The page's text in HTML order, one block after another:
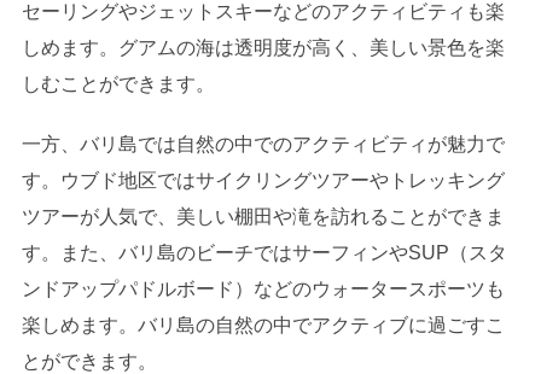
セーリングやジェットスキーなどのアクティビティも楽
しめます。グアムの海は透明度が高く、美しい景色を楽
しむことができます。
一方、バリ島では自然の中でのアクティビティが魅力で
す。ウブド地区ではサイクリングツアーやトレッキング
ツアーが人気で、美しい棚田や滝を訪れることができま
す。また、バリ島のビーチではサーフィンやSUP（スタ
ンドアップパドルボード）などのウォータースポーツも
楽しめます。バリ島の自然の中でアクティブに過ごすこ
とができます。